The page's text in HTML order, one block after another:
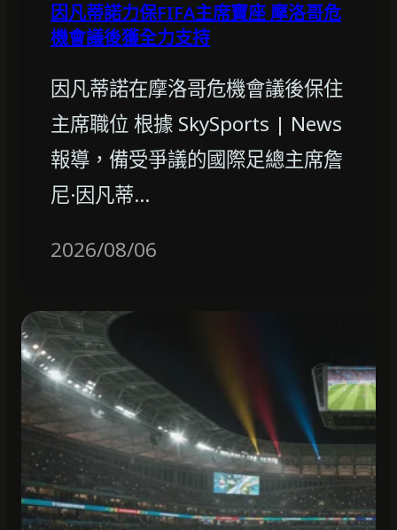
因凡蒂諾力保FIFA主席寶座 摩洛哥危
機會議後獲全力支持
因凡蒂諾在摩洛哥危機會議後保住
主席職位 根據 SkySports | News
報導，備受爭議的國際足總主席詹
尼·因凡蒂…
2026/08/06